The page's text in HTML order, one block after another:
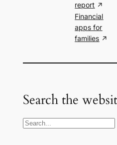
report
Financial
apps for
families
Search the
S